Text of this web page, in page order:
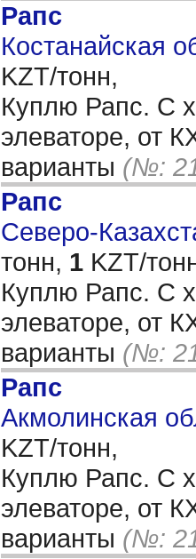
Рапс
Костанайская
KZT/тонн,
Куплю Рапс. С
элеваторе, от
варианты (№:
Рапс
Северо-
тонн, 1 KZT/
Куплю Рапс. С
элеваторе, от
варианты (№:
Рапс
Акмолинская
KZT/тонн,
Куплю Рапс. С
элеваторе, от
варианты (№: